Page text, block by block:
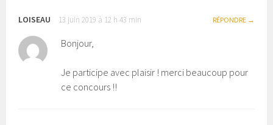
LOISEAU 13 juin 2019 à 12 h 43 min RÉPONDRE
Bonjour,
Je participe avec plaisir ! merci beaucoup pour
ce concours !!